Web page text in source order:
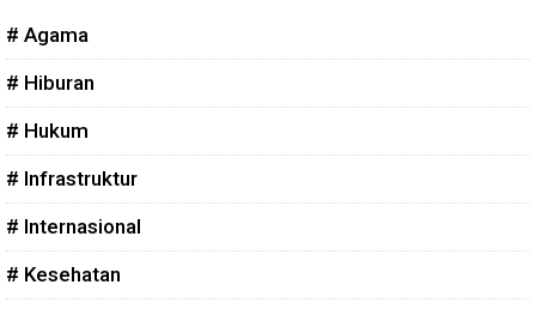
# Agama
# Hiburan
# Hukum
# Infrastruktur
# Internasional
# Kesehatan